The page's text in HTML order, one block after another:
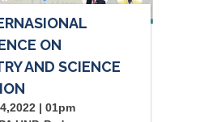
ON
AND SCIENCE
| 01pm